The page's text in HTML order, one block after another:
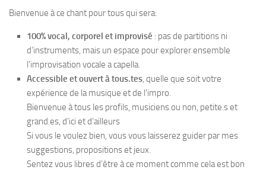
Bienvenue à ce chant pour tous qui sera:
100% vocal, corporel et improvisé : pas de partitions ni
d’instruments, mais un espace pour explorer ensemble
l’improvisation vocale a capella.
Accessible et ouvert à tous.tes, quelle que soit votre
expérience de la musique et de l’impro.
Bienvenue à tous les profils, musiciens ou non, petite.s et
grand.es, d’ici et d’ailleurs
Si vous le voulez bien, vous vous laisserez guider par mes
suggestions, propositions et jeux.
Sentez vous libres d’être à ce moment comme cela est bon